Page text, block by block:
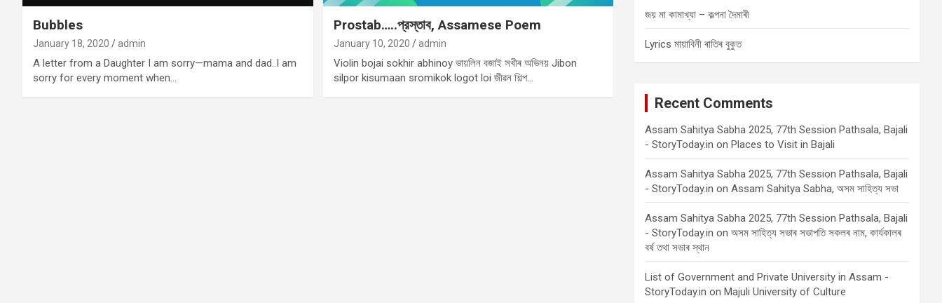
Bubbles
January 18, 2020 admin
A letter from a Daughter I am sorry—mama and dad..I am
sorry for every moment when…
Prostab…..প্রস্তাব, Assamese Poem
January 10, 2020 admin
Violin bojai sokhir abhinoy ভায়লিন বজাই সখীৰ অভিনয় Jibon
silpor kisumaan sromikok logot loi জীৱন শিল্প…
জয় মা কামাখ্যা – কল্পনা দৈমাৰী
Lyrics মায়াবিনী ৰাতিৰ বুকুত
Recent Comments
Assam Sahitya Sabha 2025, 77th Session Pathsala, Bajali
- StoryToday.in onPlaces to Visit in Bajali
Assam Sahitya Sabha 2025, 77th Session Pathsala, Bajali
- StoryToday.in onAssam Sahitya Sabha, অসম সাহিত্য সভা
Assam Sahitya Sabha 2025, 77th Session Pathsala, Bajali
- StoryToday.in onঅসম সাহিত্য সভাৰ সভাপতি সকলৰ নাম, কাৰ্যকালৰ
বৰ্ষ তথা সভাৰ স্থান
List of Government and Private University in Assam -
StoryToday.in onMajuli University of Culture